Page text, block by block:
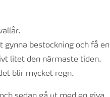
bestockning och få en
litet den närmaste tiden.
blir mycket regn.